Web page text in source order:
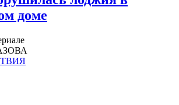
доме